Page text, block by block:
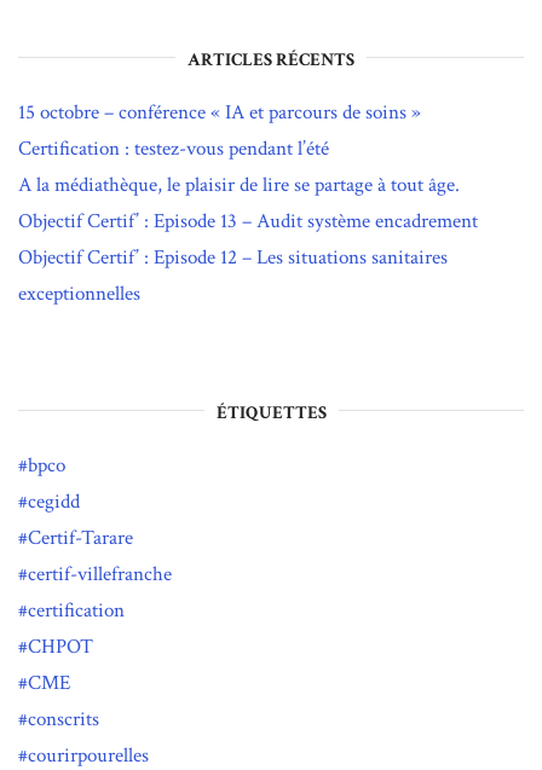
ARTICLES RÉCENTS
15 octobre – conférence « IA et parcours de soins »
Certification : testez-vous pendant l’été
A la médiathèque, le plaisir de lire se partage à tout âge.
Objectif Certif’ : Episode 13 – Audit système encadrement
Objectif Certif’ : Episode 12 – Les situations sanitaires
exceptionnelles
ÉTIQUETTES
bpco
cegidd
Certif-Tarare
certif-villefranche
certification
CHPOT
CME
conscrits
courirpourelles